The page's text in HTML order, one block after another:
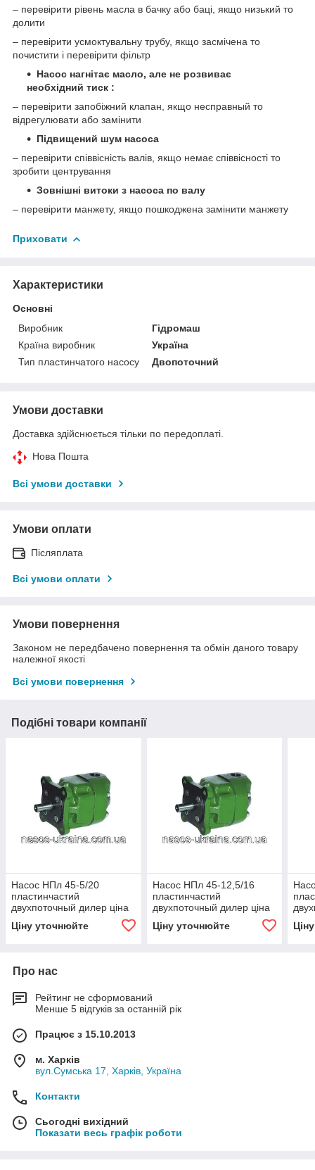
– перевірити рівень масла в бачку або баці, якщо низький то
долити
– перевірити усмоктувальну трубу, якщо засмічена то
почистити і перевірити фільтр
Насос нагнітає масло, але не розвиває
необхідний тиск :
– перевірити запобіжний клапан, якщо несправный то
відрегулювати або замінити
Підвищений шум насоса
– перевірити співвісність валів, якщо немає співвісності то
зробити центрування
Зовнішні витоки з насоса по валу
– перевірити манжету, якщо пошкоджена замінити манжету
Приховати
Характеристики
Основні
Виробник
Гідромаш
Країна виробник
Україна
Тип пластинчатого насосу
Двопоточний
Умови доставки
Доставка здійснюється тільки по передоплаті.
Нова Пошта
Всі умови доставки
Умови оплати
Післяплата
Всі умови оплати
Умови повернення
Законом не передбачено повернення та обмін даного товару
належної якості
Всі умови повернення
Подібні товари компанії
Насос НПл 45-5/20
пластинчастий
двухпоточный дилер ціна
Ціну уточнюйте
Насос НПл 45-12,5/16
пластинчастий
двухпоточный дилер ціна
Ціну уточнюйте
Про нас
Рейтинг не сформований
Менше 5 відгуків за останній рік
Працює з 15.10.2013
м. Харків
вул.Сумська 17, Харків, Україна
Контакти
Сьогодні вихідний
Показати весь графік роботи